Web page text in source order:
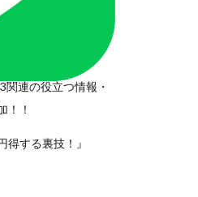
連の役立つ情報・
！！
得する裏技！』